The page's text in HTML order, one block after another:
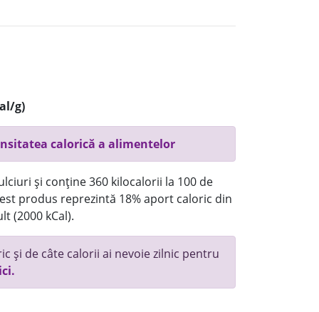
g)
calorică a alimentelor
și conține 360 kilocalorii la 100 de
produs reprezintă 18% aport caloric din
(2000 kCal).
și de câte calorii ai nevoie zilnic pentru